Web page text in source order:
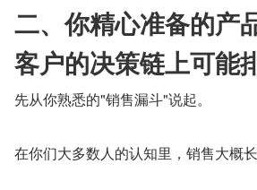
二、你精心准备的产
客户的决策链上可能
先从你熟悉的"销售漏斗"说起。
在你们大多数人的认知里，销售大概长